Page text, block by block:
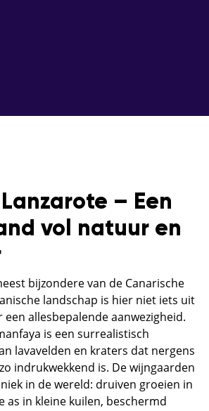
– Een
vol natuur en
bijzondere van de Canarische
landschap is hier niet iets uit
allesbepalende aanwezigheid.
is een surrealistisch
lavavelden en kraters dat nergens
indrukwekkend is. De wijngaarden
in de wereld: druiven groeien in
as in kleine kuilen, beschermd